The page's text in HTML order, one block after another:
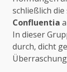
schließlich
Confluentia
In dieser
durch, dicht